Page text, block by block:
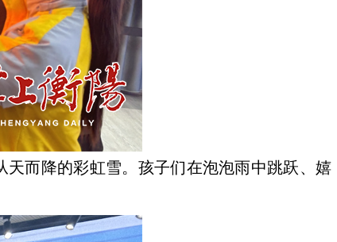
而降的彩虹雪。孩子们在泡泡雨中跳跃、嬉